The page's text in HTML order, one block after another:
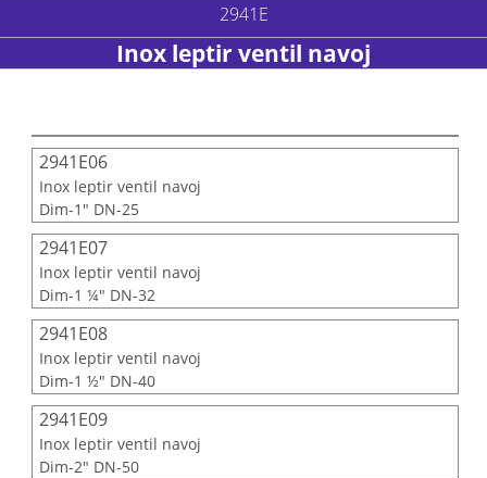
2941E
Inox leptir ventil navoj
2941E06
Inox leptir ventil navoj
Dim-1" DN-25
2941E07
Inox leptir ventil navoj
Dim-1 ¼" DN-32
2941E08
Inox leptir ventil navoj
Dim-1 ½" DN-40
2941E09
Inox leptir ventil navoj
Dim-2" DN-50